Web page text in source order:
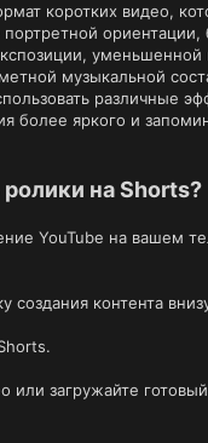
коротких видео,
портретной ориентации,
уменьшенной
музыкальной
различные
более яркого и
на Shorts?
YouTube на вашем
создания контента
или загружайте